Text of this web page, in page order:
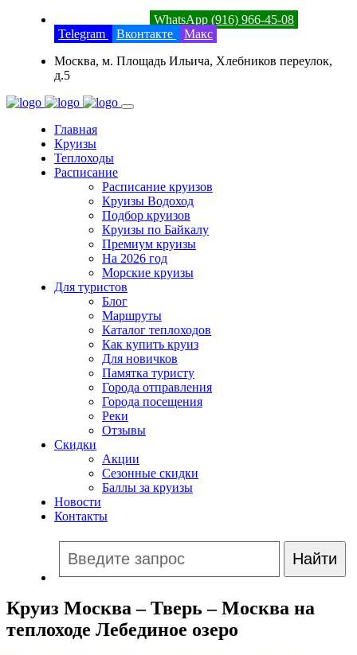
WhatsApp (916) 966-45-08
Telegram
Вконтакте
Макс
Москва, м. Площадь Ильича, Хлебников переулок,
д.5
Главная
Круизы
Теплоходы
Расписание
Расписание круизов
Круизы Водоход
Подбор круизов
Круизы по Байкалу
Премиум круизы
На 2026 год
Морские круизы
Для туристов
Блог
Маршруты
Каталог теплоходов
Как купить круиз
Для новичков
Памятка туристу
Города отправления
Города посещения
Реки
Отзывы
Скидки
Акции
Сезонные скидки
Баллы за круизы
Новости
Контакты
Круиз Москва – Тверь – Москва на
теплоходе Лебединое озеро